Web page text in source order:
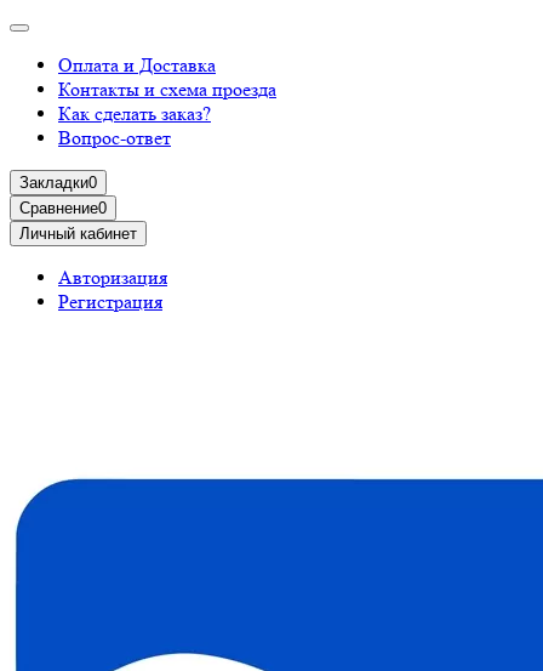
Оплата и Доставка
Контакты и схема проезда
Как сделать заказ?
Вопрос-ответ
Закладки0
Сравнение0
Личный кабинет
Авторизация
Регистрация